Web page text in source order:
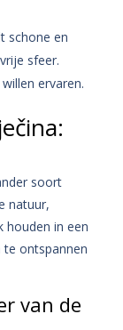
schone en
sfeer.
ervaren.
soort
natuur,
houden in een
te ontspannen
van de